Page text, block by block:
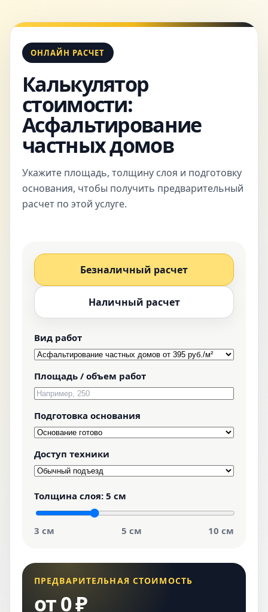
ОНЛАЙН РАСЧЕТ
Калькулятор
стоимости:
Асфальтирование
частных домов
Укажите площадь, толщину слоя и подготовку
основания, чтобы получить предварительный
расчет по этой услуге.
Безналичный расчет
Наличный расчет
Вид работ
Площадь / объем работ
Подготовка основания
Доступ техники
Толщина слоя: 5 см
3 см 5 см 10 см
ПРЕДВАРИТЕЛЬНАЯ СТОИМОСТЬ
от 0 ₽